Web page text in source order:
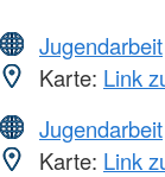
Jugendarbeit
Karte: Link
Jugendarbeit
Karte: Link